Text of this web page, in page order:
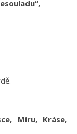
Míru, Kráse,